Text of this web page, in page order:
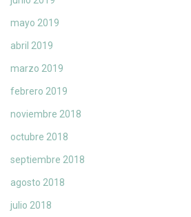
mayo 2019
abril 2019
marzo 2019
febrero 2019
noviembre 2018
octubre 2018
septiembre 2018
agosto 2018
julio 2018